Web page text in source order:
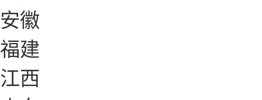
安徽
福建
江西